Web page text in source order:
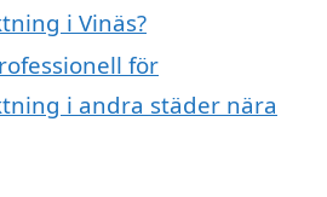
i Vinäs?
för
i andra städer nära